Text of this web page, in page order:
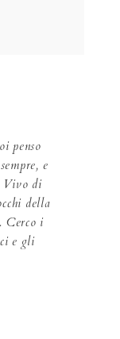
penso
e
Vivo di
della
Cerco i
e gli